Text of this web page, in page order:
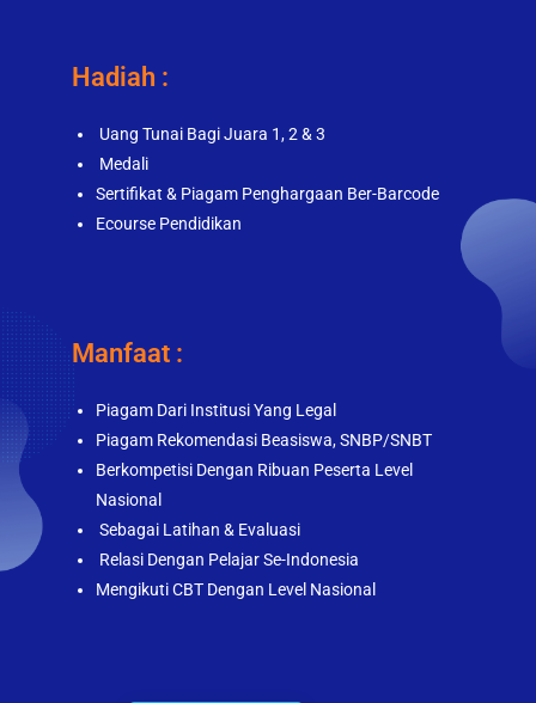
Hadiah :
Uang Tunai Bagi Juara 1, 2 & 3
Medali
Sertifikat & Piagam Penghargaan Ber-Barcode
Ecourse Pendidikan
Manfaat :
Piagam Dari Institusi Yang Legal
Piagam Rekomendasi Beasiswa, SNBP/SNBT
Berkompetisi Dengan Ribuan Peserta Level
Nasional
Sebagai Latihan & Evaluasi
Relasi Dengan Pelajar Se-Indonesia
Mengikuti CBT Dengan Level Nasional